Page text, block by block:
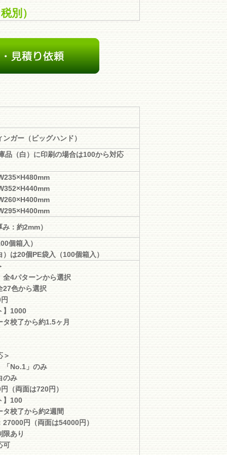
別）
ガー（ビッグハンド）
（白）に印刷の場合は100から対応
：約2mm）
個箱入）
は20個PE袋入（100個箱入）
全4パターンから選択
27色から選択
】1000
タ校了から約1.5ヶ月
＞
「No.1」のみ
のみ
（両面は720円）
】100
タ校了から約2週間
円（両面は54000円）
あり
可
ティ、クオリティの高いオリジナルグッズの製作は、ノベルティネ